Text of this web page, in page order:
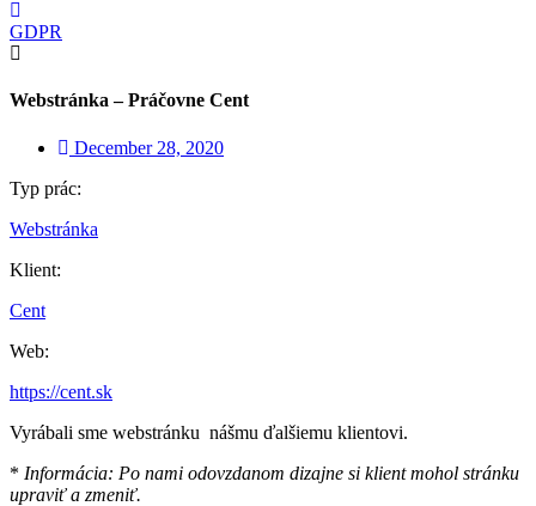
GDPR
Webstránka – Práčovne Cent
December 28, 2020
Typ prác:
Webstránka
Klient:
Cent
Web:
https://cent.sk
Vyrábali sme webstránku nášmu ďalšiemu klientovi.
* Informácia: Po nami odovzdanom dizajne si klient mohol stránku
upraviť a zmeniť.